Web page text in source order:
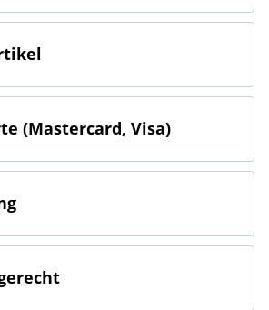
(Mastercard, Visa)